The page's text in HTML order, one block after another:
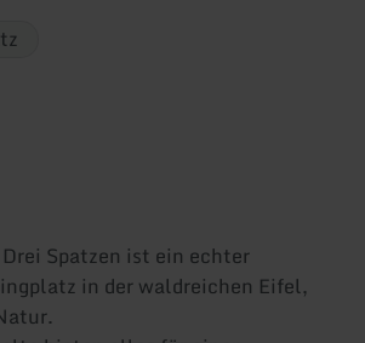
Spatzen ist ein echter
in der waldreichen Eifel,